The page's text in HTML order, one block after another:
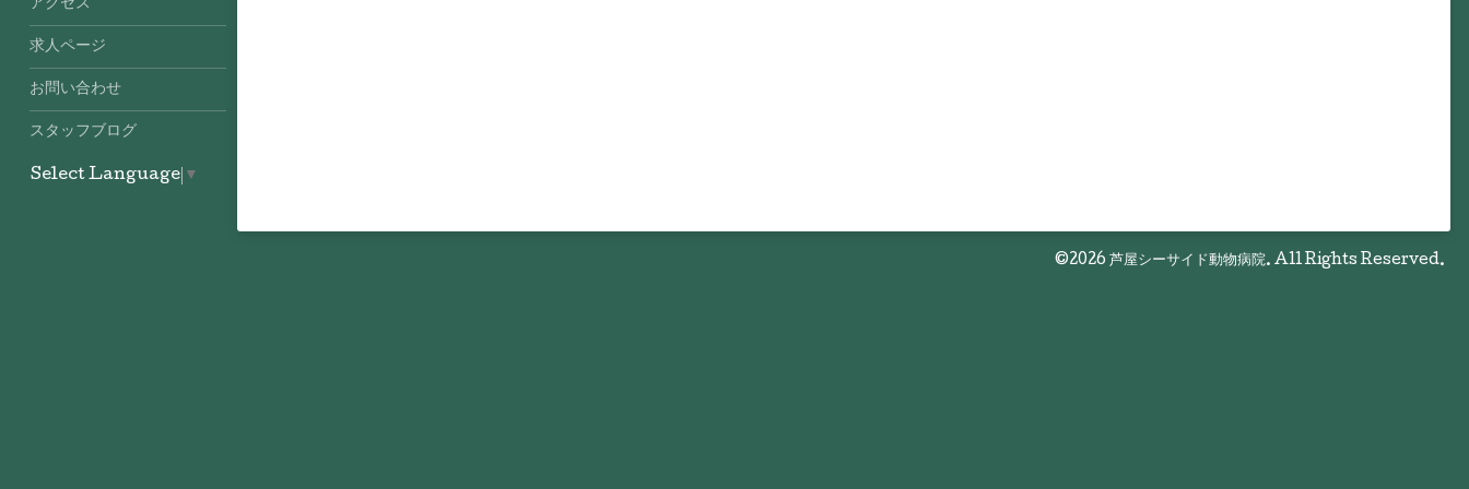
©2026 芦屋シーサイド動物病院. All Rights Reserved.
アクセス
求人ページ
お問い合わせ
スタッフブログ
Select Language ▼